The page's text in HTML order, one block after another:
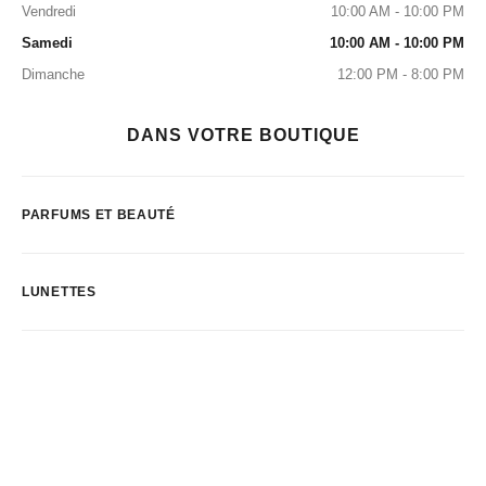
Vendredi
10:00 AM - 10:00 PM
Samedi
10:00 AM - 10:00 PM
Dimanche
12:00 PM - 8:00 PM
DANS VOTRE BOUTIQUE
PARFUMS ET BEAUTÉ
LUNETTES